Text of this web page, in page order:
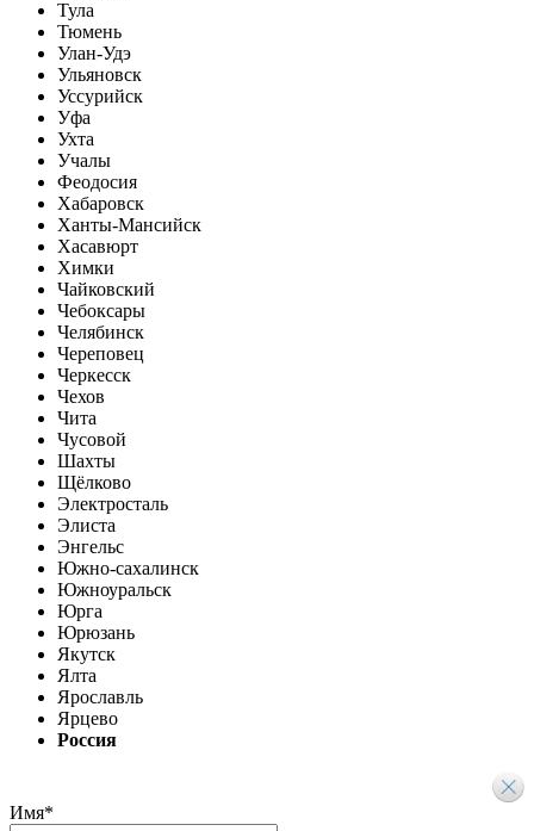
Тула
Тюмень
Улан-Удэ
Ульяновск
Уссурийск
Уфа
Ухта
Учалы
Феодосия
Хабаровск
Ханты-Мансийск
Хасавюрт
Химки
Чайковский
Чебоксары
Челябинск
Череповец
Черкесск
Чехов
Чита
Чусовой
Шахты
Щёлково
Электросталь
Элиста
Энгельс
Южно-сахалинск
Южноуральск
Юрга
Юрюзань
Якутск
Ялта
Ярославль
Ярцево
Россия
Имя*